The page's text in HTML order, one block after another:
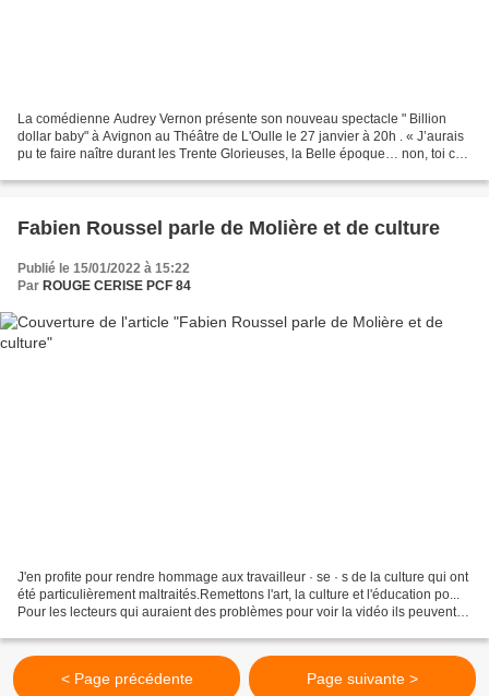
La comédienne Audrey Vernon présente son nouveau spectacle " Billion
dollar baby" à Avignon au Théâtre de L'Oulle le 27 janvier à 20h . « J’aurais
pu te faire naître durant les Trente Glorieuses, la Belle époque… non, toi ce
Fabien Roussel parle de Molière et de culture
Publié le 15/01/2022 à 15:22
Par ROUGE CERISE PCF 84
J'en profite pour rendre hommage aux travailleur · se · s de la culture qui ont
été particulièrement maltraités.Remettons l'art, la culture et l'éducation po...
Pour les lecteurs qui auraient des problèmes pour voir la vidéo ils peuvent
< Page précédente Page suivante >